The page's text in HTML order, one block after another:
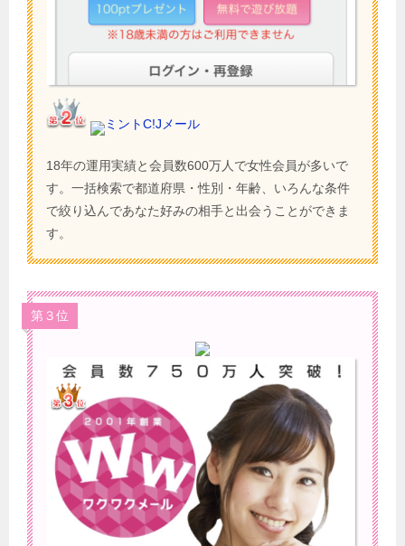
ミントC!Jメール
18年の運用実績と会員数600万人で女性会員が多いで
す。一括検索で都道府県・性別・年齢、いろんな条件
で絞り込んであなた好みの相手と出会うことができま
す。
第３位